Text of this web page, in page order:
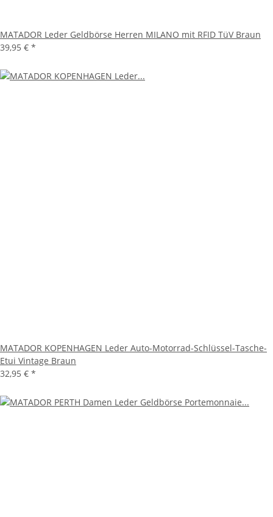
MATADOR Leder Geldbörse Herren MILANO mit RFID TüV Braun
39,95 € *
MATADOR KOPENHAGEN Leder Auto-Motorrad-Schlüssel-Tasche-
Etui Vintage Braun
32,95 € *